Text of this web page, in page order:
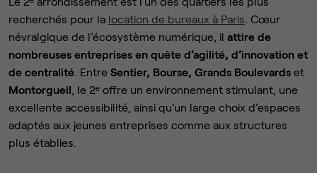
recherchés pour la location de bureaux à Paris . Cœur
névralgique de l’écosystème numérique, il attire de
nombreuses entreprises en quête d’agilité, d’innovation et
de centralité . Entre Sentier, Bourse, Grands Boulevards et
Montorgueil , le 2ᵉ offre un environnement stimulant, une
excellente accessibilité, ainsi qu’un large choix d’espaces
adaptés aux jeunes entreprises comme aux structures
plus établies.